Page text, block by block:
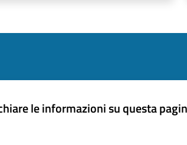
le informazioni su questa